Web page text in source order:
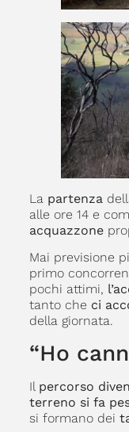
La partenza
alle ore 14 e
acquazzone
Mai previsione
primo
pochi attimi,
tanto che ci
della giornata.
“Ho
Il percorso
terreno si fa
si formano dei